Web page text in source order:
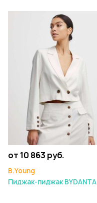
от 10 863 руб.
B.Young
Пиджак-пиджак BYDANTA